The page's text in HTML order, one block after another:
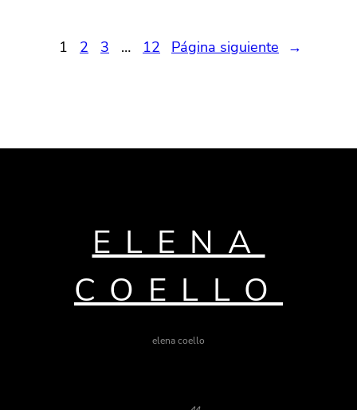
1 2 3 … 12 Página siguiente →
ELENA
COELLO
elena coello